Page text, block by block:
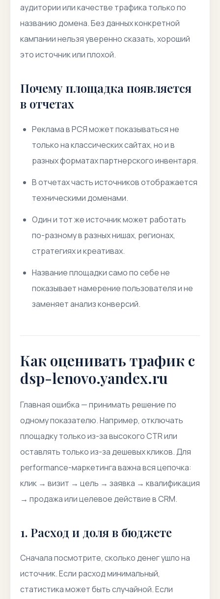
аудитории или качестве трафика только по
названию домена. Без данных конкретной
кампании нельзя уверенно сказать, хороший
это источник или плохой.
Почему площадка появляется
в отчетах
Реклама в РСЯ может показываться не
только на классических сайтах, но и в
разных форматах партнерского инвентаря.
В отчетах часть источников отображается
техническими доменами.
Один и тот же источник может работать
по-разному в разных нишах, регионах,
стратегиях и креативах.
Название площадки само по себе не
показывает намерение пользователя и не
заменяет анализ конверсий.
Как оценивать трафик с
dsp-lenovo.yandex.ru
Главная ошибка — принимать решение по
одному показателю. Например, отключать
площадку только из-за высокого CTR или
оставлять только из-за дешевых кликов. Для
performance-маркетинга важна вся цепочка:
клик → визит → цель → заявка → квалификация
→ продажа или целевое действие в CRM.
1. Расход и доля в бюджете
Сначала посмотрите, сколько денег ушло на
источник. Если расход минимальный,
статистика может быть случайной. Если